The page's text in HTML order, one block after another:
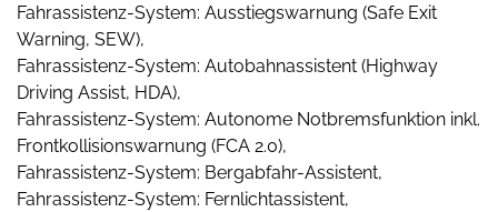
Fahrassistenz-System: Ausstiegswarnung (Safe Exit
Warning, SEW),
Fahrassistenz-System: Autobahnassistent (Highway
Driving Assist, HDA),
Fahrassistenz-System: Autonome Notbremsfunktion inkl.
Frontkollisionswarnung (FCA 2.0),
Fahrassistenz-System: Bergabfahr-Assistent,
Fahrassistenz-System: Fernlichtassistent,